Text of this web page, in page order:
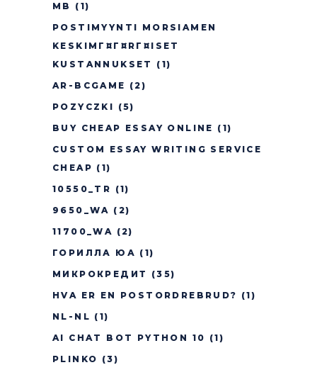
MB
(1)
POSTIMYYNTI MORSIAMEN
KESKIMГ¤Г¤RГ¤ISET
KUSTANNUKSET
(1)
AR-BCGAME (2)
POZYCZKI (5)
BUY CHEAP ESSAY ONLINE (1)
CUSTOM ESSAY WRITING SERVICE
CHEAP (1)
10550_TR (1)
9650_WA (2)
11700_WA (2)
ГОРИЛЛА ЮА (1)
МИКРОКРЕДИТ
(35)
HVA ER EN POSTORDREBRUD? (1)
NL-NL (1)
AI CHAT BOT PYTHON 10 (1)
PLINKO (3)